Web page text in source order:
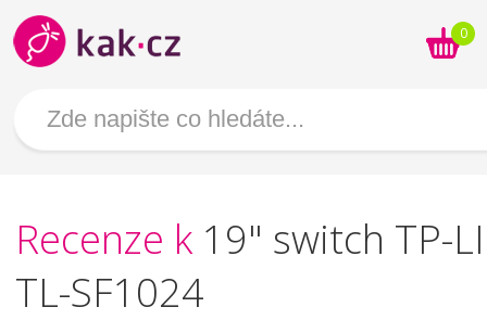
0
Recenze k 19" switch TP-
TL-SF1024